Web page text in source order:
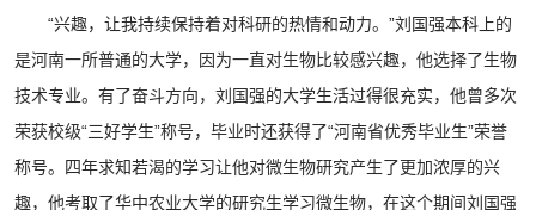
“兴趣，让我持续保持着对科研的热情和动力。”刘国强本科上的
是河南一所普通的大学，因为一直对生物比较感兴趣，他选择了生物
技术专业。有了奋斗方向，刘国强的大学生活过得很充实，他曾多次
荣获校级“三好学生”称号，毕业时还获得了“河南省优秀毕业生”荣誉
称号。四年求知若渴的学习让他对微生物研究产生了更加浓厚的兴
趣，他考取了华中农业大学的研究生学习微生物，在这个期间刘国强